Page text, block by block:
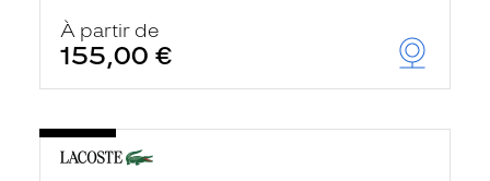
À partir de
155,00 €